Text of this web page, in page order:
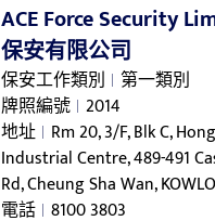
ACE Force Security
保安有限公司
保安工作類別 第一類別
牌照編號 2014
地址 Rm 20, 3/F, Blk C,
Industrial Centre, 489-491
Rd, Cheung Sha Wan,
電話 8100 3803